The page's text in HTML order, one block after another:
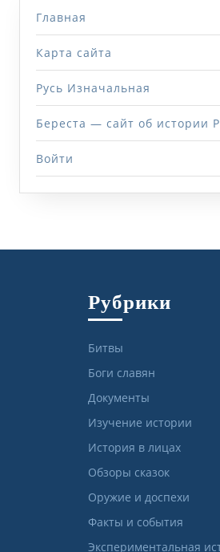
Главная
Карта сайта
Русь Изначальная
Береста — сайт об истории
Войти
Рубрики
Битвы
Боги славян
Документы
Изучение истории
История в лицах
Обзоры сказок
Оружие и доспехи
Факты и события
Экспериментальная